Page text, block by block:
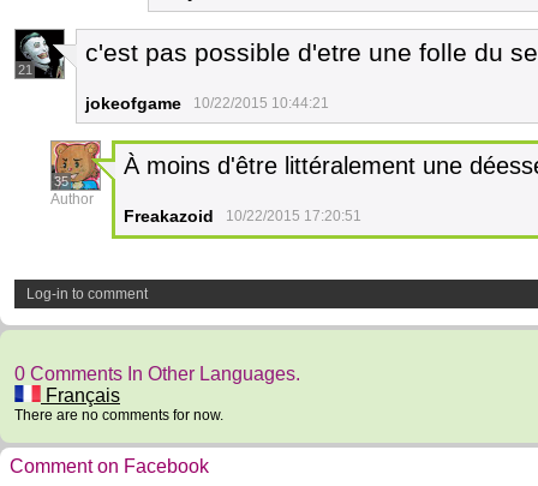
21
c'est pas possible d'etre une folle du
jokeofgame 10/22/2015 10:44:21
35
Author
À moins d'être littéralement une
Freakazoid 10/22/2015 17:20:51
Log-in to comment
0 Comments In Other Languages.
Français
There are no comments for now.
Comment on Facebook